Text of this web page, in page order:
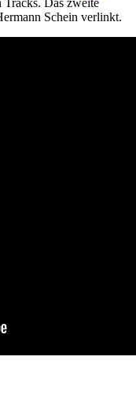
Tracks. Das zweite
Schein verlinkt.